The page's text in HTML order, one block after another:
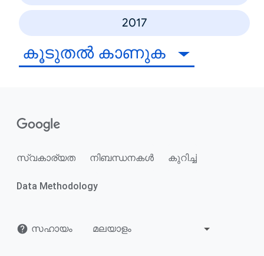
2017
കൂടുതൽ കാണുക
സ്വകാര്യത നിബന്ധനകൾ കുറിച്ച്
Data Methodology
സഹായം